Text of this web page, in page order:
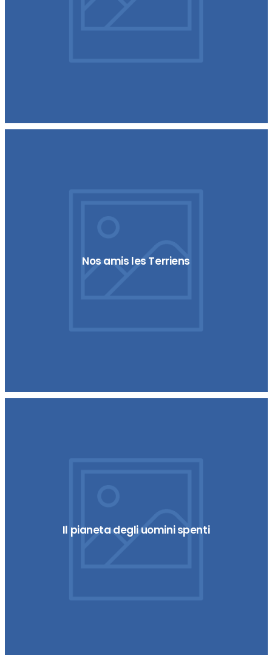
Nos amis les Terriens
Il pianeta degli uomini spenti